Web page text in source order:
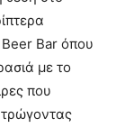
Bar όπου
με το
που
τρώγοντας